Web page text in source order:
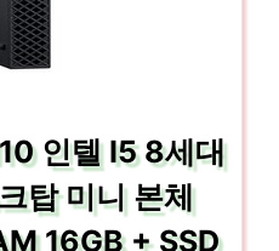
인텔 I5 8세대
탑 미니 본체
16GB + SSD